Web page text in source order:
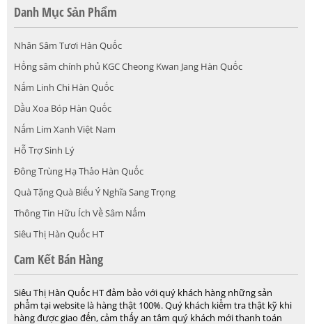
Danh Mục Sản Phẩm
Nhân Sâm Tươi Hàn Quốc
Hồng sâm chính phủ KGC Cheong Kwan Jang Hàn Quốc
Nấm Linh Chi Hàn Quốc
Dầu Xoa Bóp Hàn Quốc
Nấm Lim Xanh Việt Nam
Hỗ Trợ Sinh Lý
Đông Trùng Hạ Thảo Hàn Quốc
Quà Tặng Quà Biếu Ý Nghĩa Sang Trọng
Thông Tin Hữu Ích Về Sâm Nấm
Siêu Thị Hàn Quốc HT
Cam Kết Bán Hàng
Siêu Thị Hàn Quốc HT đảm bảo với quý khách hàng những sản
phẩm tại website là hàng thật 100%. Quý khách kiểm tra thật kỹ khi
hàng được giao đến, cảm thấy an tâm quý khách mới thanh toán